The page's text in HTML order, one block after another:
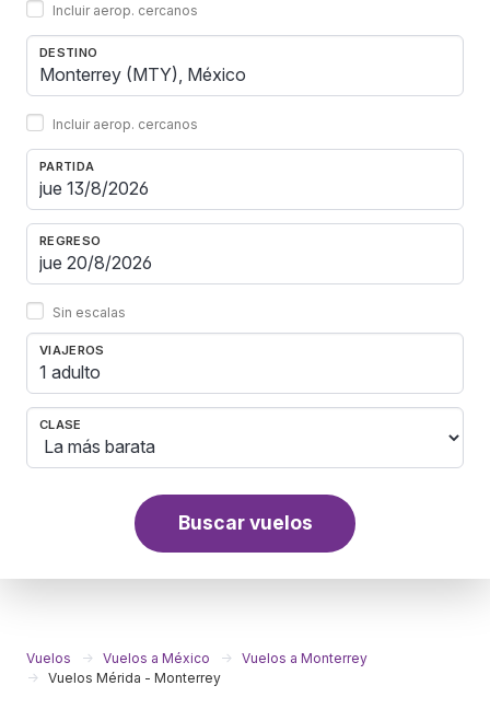
Incluir aerop. cercanos
DESTINO
Incluir aerop. cercanos
PARTIDA
REGRESO
Sin escalas
VIAJEROS
1 adulto
CLASE
Buscar vuelos
Vuelos Vuelos a México
Vuelos a Monterrey
Vuelos Mérida - Monterrey